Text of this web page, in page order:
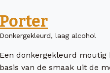
Porter
Donkergekleurd, laag alcohol
Een donkergekleurd moutig
basis van de smaak uit de